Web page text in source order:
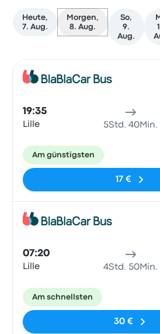
Heute,
7. Aug.
Morgen,
8. Aug.
So,
9.
Aug.
19:35
Lille 5Std. 40Min.
Am günstigsten
17 €
07:20
Lille 4Std. 50Min.
Am schnellsten
30 €